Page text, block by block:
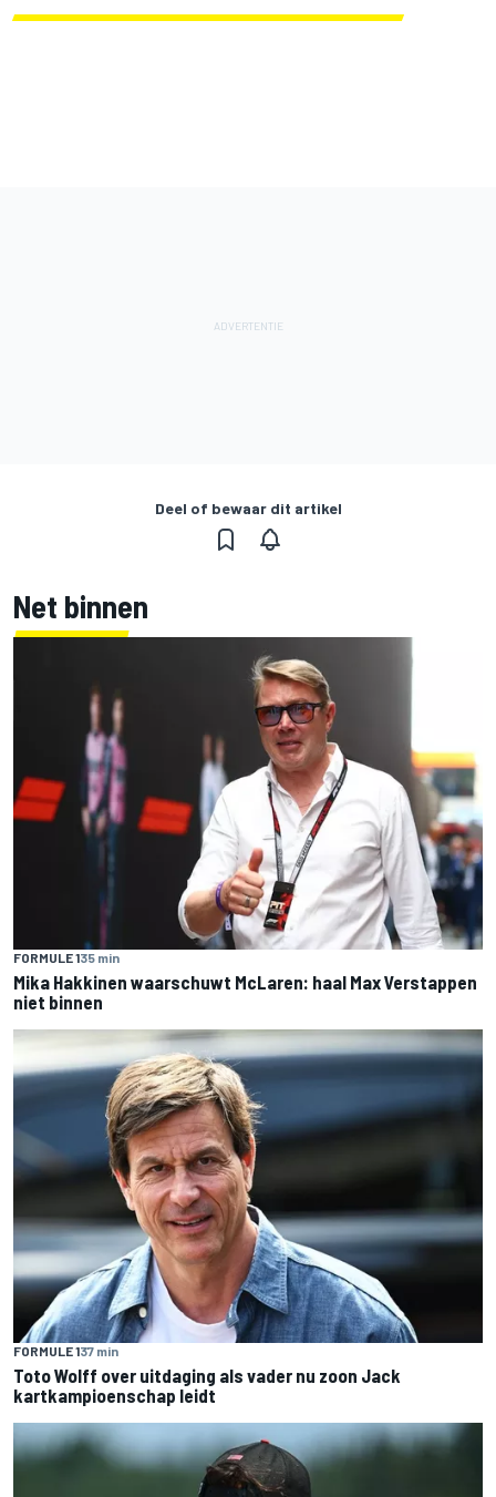
Deel of bewaar dit artikel
Net binnen
FORMULE 135 min
Mika Hakkinen waarschuwt McLaren: haal Max Verstappen
niet binnen
FORMULE 137 min
Toto Wolff over uitdaging als vader nu zoon Jack
kartkampioenschap leidt